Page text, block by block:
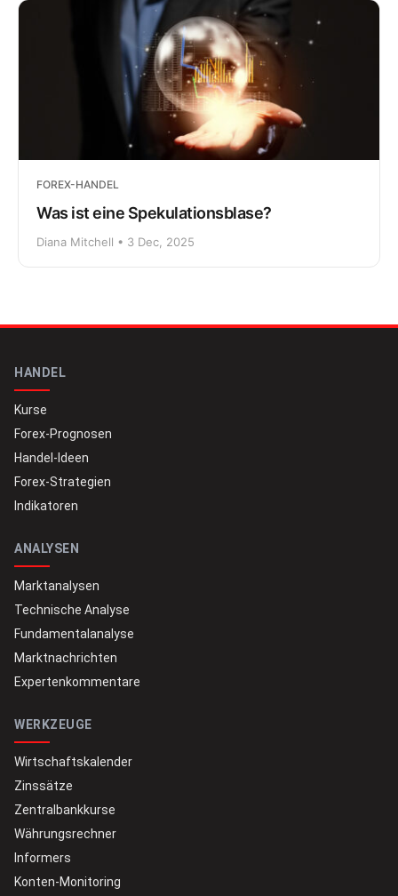
FOREX-HANDEL
Was ist eine Spekulationsblase?
Diana Mitchell • 3 Dec, 2025
HANDEL
Kurse
Forex-Prognosen
Handel-Ideen
Forex-Strategien
Indikatoren
ANALYSEN
Marktanalysen
Technische Analyse
Fundamentalanalyse
Marktnachrichten
Expertenkommentare
WERKZEUGE
Wirtschaftskalender
Zinssätze
Zentralbankkurse
Währungsrechner
Informers
Konten-Monitoring